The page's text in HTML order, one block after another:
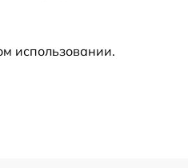
использовании.